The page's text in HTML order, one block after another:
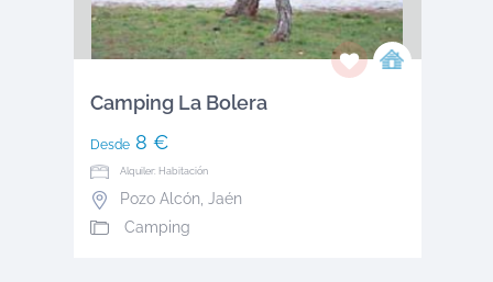
Camping La Bolera
Desde8 €
Alquiler: Habitación
Pozo Alcón, Jaén
Camping